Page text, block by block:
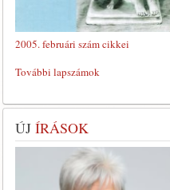
2005. februári szám cikkei
További lapszámok
ÚJ ÍRÁSOK